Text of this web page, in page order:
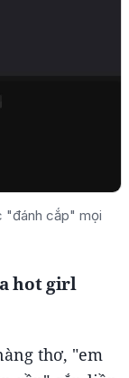
"đánh cắp" mọi
hot girl
thơ, "em